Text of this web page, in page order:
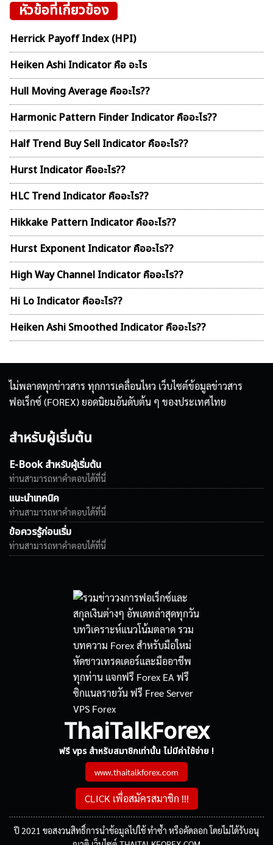
หัวข้อที่เกี่ยวข้อง
Herrick Payoff Index (HPI)
Heiken Ashi Indicator คือ อะไร
Hull Moving Average คืออะไร??
Harmonic Pattern Finder Indicator คืออะไร??
Half Trend Buy Sell Indicator คืออะไร??
Hurst Indicator คืออะไร??
HLC Trend Indicator คืออะไร??
Hikkake Pattern Indicator คืออะไร??
Hurst Exponent Indicator คืออะไร??
High Way Channel Indicator คืออะไร??
Hi Lo Indicator คืออะไร??
Heiken Ashi Smoothed Indicator คืออะไร??
ไม่พลาดทุกข่าวสาร ทุกการเคลื่อนไหว เว็บไซต์ข้อมูลข่าวสาร
ฟอเร็กซ์ (FOREX) ยอดนิยมอันดับต้น ๆ ของประเทศไทย
สำหรับผู้เริ่มต้น
E-Book สำหรับผู้เริ่มต้น
ท่านสามารถหาคำตอบได้ที่นี่
แนะนำเทคนิค
ท่านสามารถหาคำตอบได้ที่นี่
ข้อควรรู้ก่อนเริ่ม
ท่านสามารถหาคำตอบได้ที่นี่
ThaiTalkForex
ฟรี vps สำหรับสมาชิกเท่านั้น ไม่มีค่าใช้จ่าย !
www.thaitalkforex.com
CLICK เพื่อสมัครสมาชิก !!!
ปี 2021 ขอสงวนสิทธิ์การนำข้อมูลไปใช้ ทำซ้ำ หรือคัดลอก โดยไม่ได้รับอนุ